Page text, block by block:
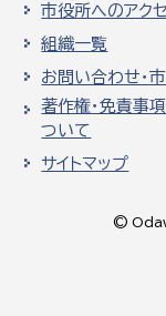
市役所へのアク
組織一覧
お問い合わせ・
著作権・免責事項
ついて
サイトマップ
©